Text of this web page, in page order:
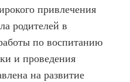
привлечения
родителей в
по воспитанию
и проведения
на развитие